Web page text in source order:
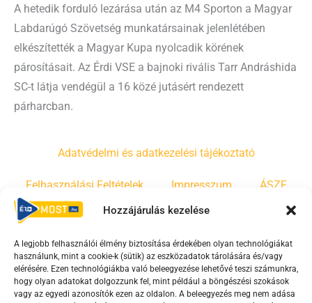
Hozzájárulás kezelése
A legjobb felhasználói élmény biztosítása érdekében olyan technológiákat
használunk, mint a cookie-k (sütik) az eszközadatok tárolására és/vagy
elérésére. Ezen technológiákba való beleegyezése lehetővé teszi számunkra,
hogy olyan adatokat dolgozzunk fel, mint például a böngészési szokások
vagy az egyedi azonosítók ezen az oldalon. A beleegyezés meg nem adása
A hetedik forduló lezárása után az M4 Sporton a Magyar
Labdarúgó Szövetség munkatársainak jelenlétében
elkészítették a Magyar Kupa nyolcadik körének
párosításait. Az Érdi VSE a bajnoki rivális Tarr Andráshida
SC-t látja vendégül a 16 közé jutásért rendezett
párharcban.
Adatvédelmi és adatkezelési tájékoztató
Felhasználási Feltételek Impresszum ÁSZF
Irányelvek Moderálási szabályzat
F
a
Y
o
T
i